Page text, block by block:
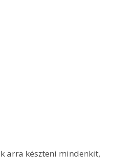
arra készteni mindenkit,